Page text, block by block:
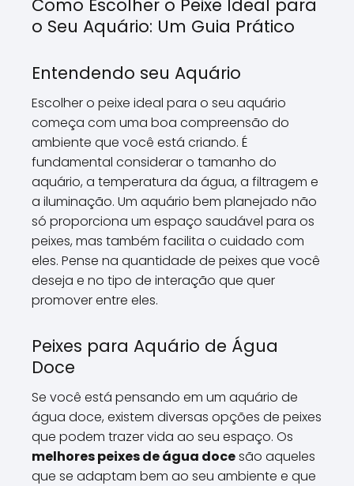
Como Escolher o Peixe Ideal para
o Seu Aquário: Um Guia Prático
Entendendo seu Aquário
Escolher o peixe ideal para o seu aquário
começa com uma boa compreensão do
ambiente que você está criando. É
fundamental considerar o tamanho do
aquário, a temperatura da água, a filtragem e
a iluminação. Um aquário bem planejado não
só proporciona um espaço saudável para os
peixes, mas também facilita o cuidado com
eles. Pense na quantidade de peixes que você
deseja e no tipo de interação que quer
promover entre eles.
Peixes para Aquário de Água
Doce
Se você está pensando em um aquário de
água doce, existem diversas opções de peixes
que podem trazer vida ao seu espaço. Os
melhores peixes de água docesão aqueles
que se adaptam bem ao seu ambiente e que